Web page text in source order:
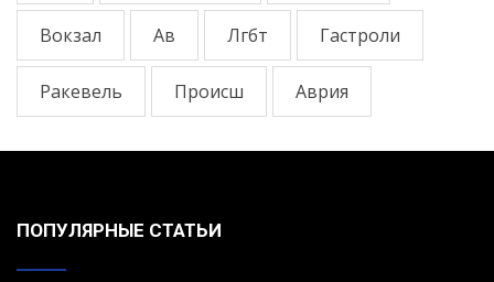
Вокзал Ав Лгбт Гастроли
Ракевель Происш Аврия
ПОПУЛЯРНЫЕ СТАТЬИ